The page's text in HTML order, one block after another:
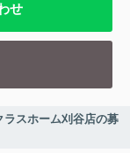
せ
スホーム刈谷店の募